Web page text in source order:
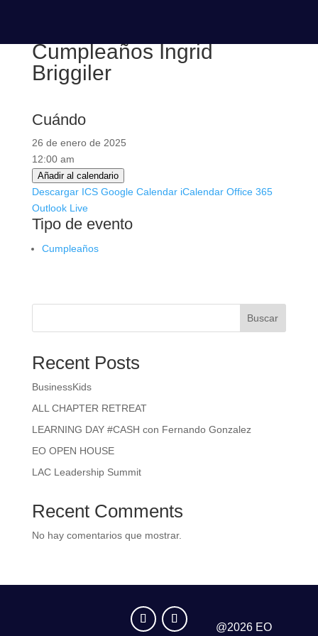
Cumpleaños Ingrid
Briggiler
Cuándo
26 de enero de 2025
12:00 am
Añadir al calendario
Descargar ICS Google Calendar iCalendar Office 365
Outlook Live
Tipo de evento
Cumpleaños
Buscar
Recent Posts
BusinessKids
ALL CHAPTER RETREAT
LEARNING DAY #CASH con Fernando Gonzalez
EO OPEN HOUSE
LAC Leadership Summit
Recent Comments
No hay comentarios que mostrar.
@2026 EO